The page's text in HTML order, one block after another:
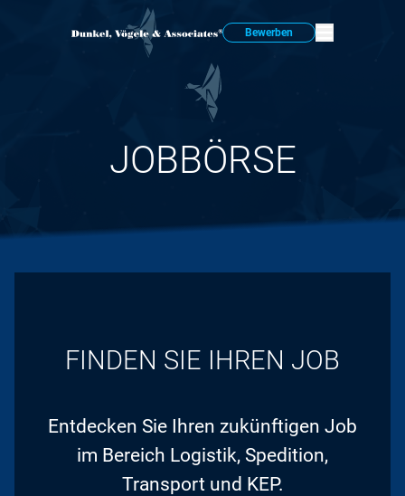
Bewerben
JOBBÖRSE
FINDEN SIE IHREN JOB
Entdecken Sie Ihren zukünftigen Job
im Bereich Logistik, Spedition,
Transport und KEP.